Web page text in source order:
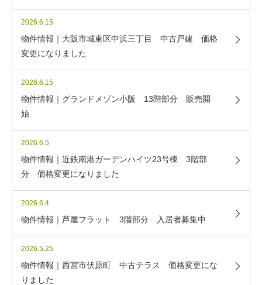
2026.6.15
物件情報｜大阪市城東区中浜三丁目 中古戸建 価格
変更になりました
2026.6.15
物件情報｜グランドメゾン小阪 13階部分 販売開
始
2026.6.5
物件情報｜近鉄南港ガーデンハイツ23号棟 3階部
分 価格変更になりました
2026.6.4
物件情報｜芦屋フラット 3階部分 入居者募集中
2026.5.25
物件情報｜西宮市伏原町 中古テラス 価格変更にな
りました